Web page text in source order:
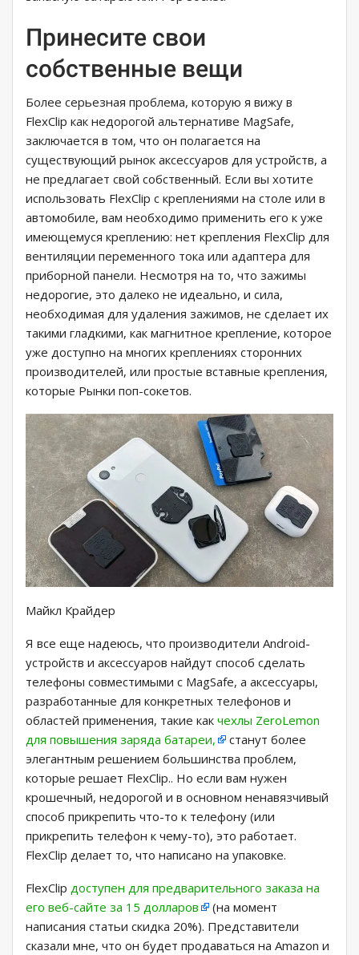
Принесите свои
собственные вещи
Более серьезная проблема, которую я вижу в
FlexClip как недорогой альтернативе MagSafe,
заключается в том, что он полагается на
существующий рынок аксессуаров для устройств, а
не предлагает свой собственный. Если вы хотите
использовать FlexClip с креплениями на столе или в
автомобиле, вам необходимо применить его к уже
имеющемуся креплению: нет крепления FlexClip для
вентиляции переменного тока или адаптера для
приборной панели. Несмотря на то, что зажимы
недорогие, это далеко не идеально, и сила,
необходимая для удаления зажимов, не сделает их
такими гладкими, как магнитное крепление, которое
уже доступно на многих креплениях сторонних
производителей, или простые вставные крепления,
которые Рынки поп-сокетов.
Майкл Крайдер
Я все еще надеюсь, что производители Android-
устройств и аксессуаров найдут способ сделать
телефоны совместимыми с MagSafe, а аксессуары,
разработанные для конкретных телефонов и
областей применения, такие как чехлы ZeroLemon
для повышения заряда батареи,
станут более
элегантным решением большинства проблем,
которые решает FlexClip.. Но если вам нужен
крошечный, недорогой и в основном ненавязчивый
способ прикрепить что-то к телефону (или
прикрепить телефон к чему-то), это работает.
FlexClip делает то, что написано на упаковке.
FlexClip доступен для предварительного заказа на
его веб-сайте за 15 долларов
(на момент
написания статьи скидка 20%). Представители
сказали мне, что он будет продаваться на Amazon и